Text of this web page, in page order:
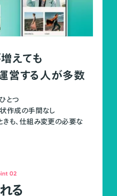
えても
営する人が多数
とつ
状作成の手間なし
きも、仕組み変更の必要な
02
る